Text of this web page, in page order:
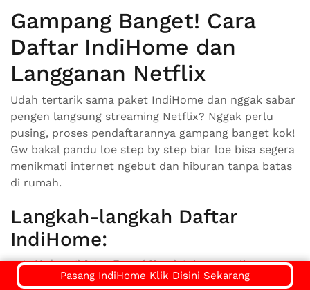
Gampang Banget! Cara
Daftar IndiHome dan
Langganan Netflix
Udah tertarik sama paket IndiHome dan nggak sabar
pengen langsung streaming Netflix? Nggak perlu
pusing, proses pendaftarannya gampang banget kok!
Gw bakal pandu loe step by step biar loe bisa segera
menikmati internet ngebut dan hiburan tanpa batas
di rumah.
Langkah-langkah Daftar
IndiHome:
Hubungi Agen Resmi Kami:Ini cara paling cepat
dan mudah! Loe bisa langsung kontak kami via
Pasang IndiHome Klik Disini Sekarang